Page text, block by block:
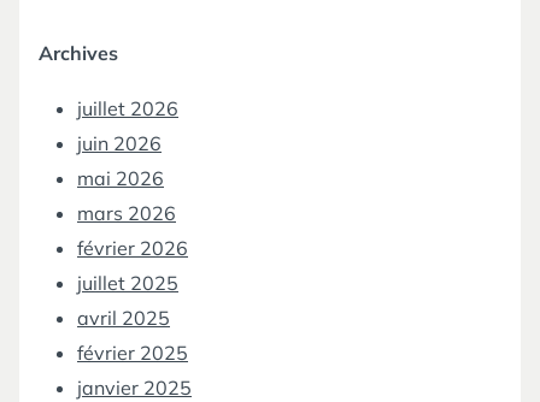
Archives
juillet 2026
juin 2026
mai 2026
mars 2026
février 2026
juillet 2025
avril 2025
février 2025
janvier 2025